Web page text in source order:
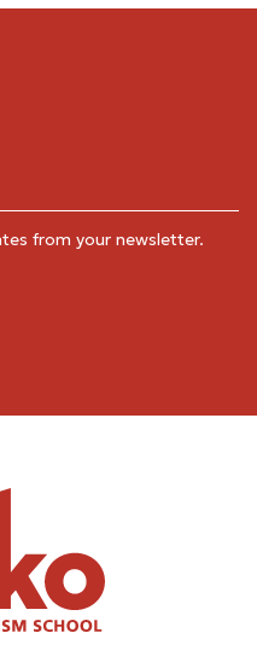
from your newsletter.